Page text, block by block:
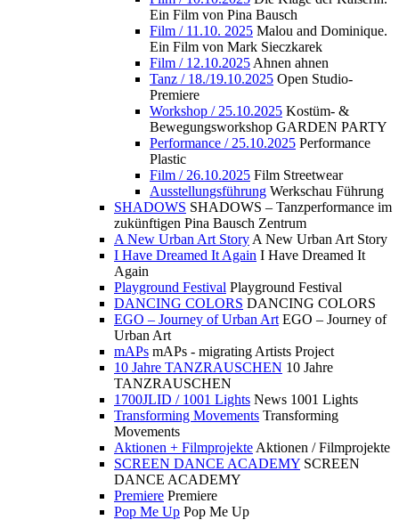
Ein Film von Pina Bausch
Film / 11.10. 2025 Malou and Dominique.
Ein Film von Mark Sieczkarek
Film / 12.10.2025 Ahnen ahnen
Tanz / 18./19.10.2025 Open Studio-
Premiere
Workshop / 25.10.2025 Kostüm- &
Bewegungsworkshop GARDEN PARTY
Performance / 25.10.2025 Performance
Plastic
Film / 26.10.2025 Film Streetwear
Ausstellungsführung Werkschau Führung
SHADOWS SHADOWS – Tanzperformance im
zukünftigen Pina Bausch Zentrum
A New Urban Art Story A New Urban Art Story
I Have Dreamed It Again I Have Dreamed It
Again
Playground Festival Playground Festival
DANCING COLORS DANCING COLORS
EGO – Journey of Urban Art EGO – Journey of
Urban Art
mAPs mAPs - migrating Artists Project
10 Jahre TANZRAUSCHEN 10 Jahre
TANZRAUSCHEN
1700JLID / 1001 Lights News 1001 Lights
Transforming Movements Transforming
Movements
Aktionen + Filmprojekte Aktionen / Filmprojekte
SCREEN DANCE ACADEMY SCREEN
DANCE ACADEMY
Premiere Premiere
Pop Me Up Pop Me Up